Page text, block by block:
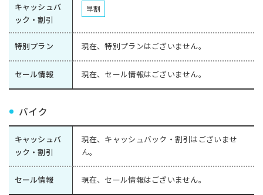
キャッシュバ
ック・割引
早割
特別プラン 現在、特別プランはございません。
セール情報 現在、セール情報はございません。
バイク
キャッシュバ
ック・割引
現在、キャッシュバック・割引はございませ
ん。
セール情報 現在、セール情報はございません。